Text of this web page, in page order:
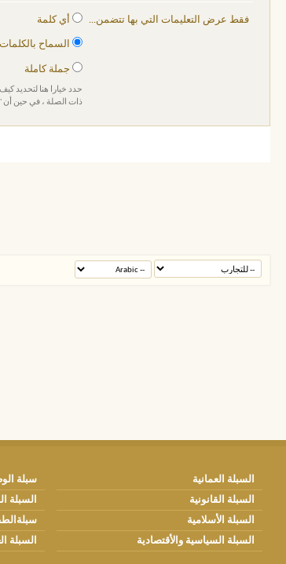
فقط عرض التعليمات التي بها تتضمن... أي كلمة
السماح بالكلمات
جملة كاملة
حدد خيارا هنا لتحديد
ذات الصلة ، في حين أن
السبلة العمانية
سبلة
السبلة القانونية
السبلة
السبلة الأسلامية
السبلة السياسية والأقتصادية
السبلة